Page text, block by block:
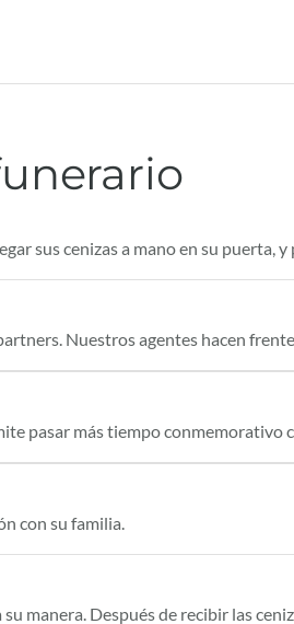
sus cenizas a mano en su puerta,
Nuestros agentes hacen
pasar más tiempo conmemorativo
con su familia.
manera. Después de recibir las